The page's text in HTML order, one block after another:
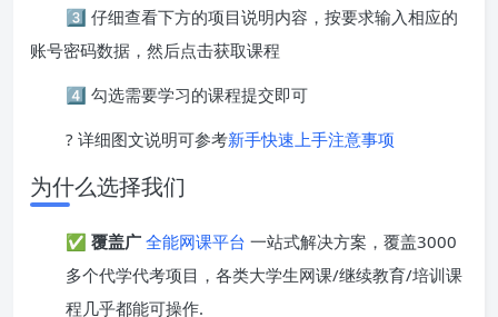
3️⃣ 仔细查看下方的项目说明内容，按要求输入相应的
账号密码数据，然后点击获取课程
4️⃣ 勾选需要学习的课程提交即可
? 详细图文说明可参考新手快速上手注意事项
为什么选择我们
✅ 覆盖广 全能网课平台 一站式解决方案，覆盖3000
多个代学代考项目，各类大学生网课/继续教育/培训课
程几乎都能可操作.